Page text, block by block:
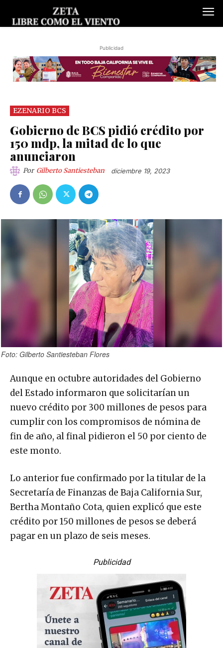
Publicidad
EZENARIO BCS
Gobierno de BCS pidió crédito por
150 mdp, la mitad de lo que
anunciaron
Por Gilberto Santiesteban diciembre 19, 2023
Foto: Gilberto Santiesteban Flores
Aunque en octubre autoridades del Gobierno
del Estado informaron que solicitarían un
nuevo crédito por 300 millones de pesos para
cumplir con los compromisos de nómina de
fin de año, al final pidieron el 50 por ciento de
este monto.
Lo anterior fue confirmado por la titular de la
Secretaría de Finanzas de Baja California Sur,
Bertha Montaño Cota, quien explicó que este
crédito por 150 millones de pesos se deberá
pagar en un plazo de seis meses.
Publicidad